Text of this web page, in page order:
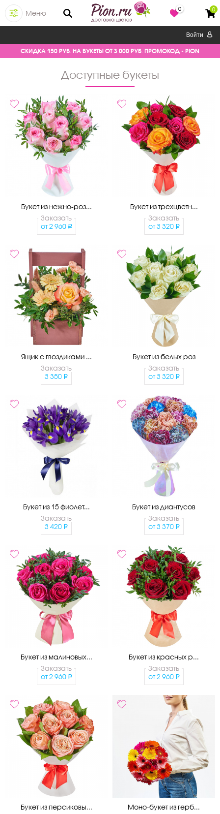
Меню
0 0
Войти
СКИДКА 150 РУБ. НА БУКЕТЫ ОТ 3 000 РУБ. ПРОМОКОД - PION
доступные букеты
Букет из нежно-роз...
Заказать
от 2 960
Букет из трехцветн...
Заказать
от 3 320
Ящик с гвоздиками ...
Заказать
3 350
Букет из белых роз
Заказать
от 3 320
Букет из 15 фиолет...
Заказать
3 420
Букет из диантусов
Заказать
от 3 370
Букет из малиновых...
Заказать
от 2 960
Букет из красных р...
Заказать
от 2 960
Букет из персиковы...
Моно-букет из герб...